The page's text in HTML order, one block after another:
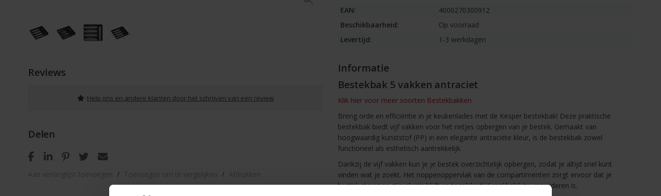
Reviews
Help ons en andere klanten door het schrijven van een review
Delen
/ /
EAN:
4000270300912
Beschikbaarheid:
Op voorraad
Levertijd:
1-3 werkdagen
Informatie
Bestekbak 5 vakken antraciet
Klik hier voor meer soorten Bestekbakken.
Breng orde en efficiëntie in je keukenlades met de Kesper bestekbak! Deze praktische
bestekbak biedt vijf vakken voor het netjes opbergen van je bestek. Gemaakt van
hoogwaardig kunststof (PP) in een elegante antraciete kleur, is de bestekbak zowel
functioneel als esthetisch aantrekkelijk.
Dankzij de vijf vakken kun je je bestek overzichtelijk opbergen, zodat je altijd snel kunt
vinden wat je zoekt. Het noppenoppervlak van de compartimenten zorgt ervoor dat je
bestek stevig op zijn plaats blijft en tegelijkertijd makkelijk te verwijderen is.